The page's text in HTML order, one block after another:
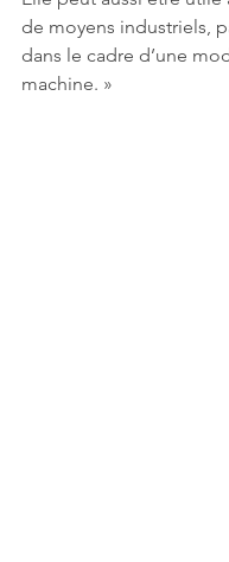
de moyens industriels,
dans le cadre d’une
machine. »